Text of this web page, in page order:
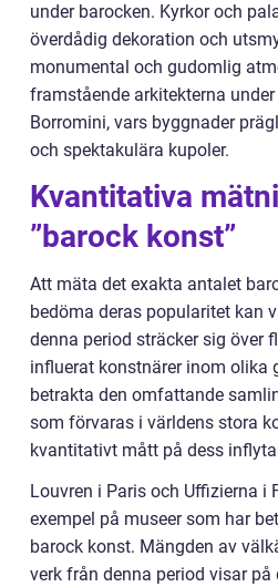
under barocken. Kyrkor och
överdådig dekoration och
monumental och gudomlig
framstående arkitekterna
Borromini, vars byggnader
och spektakulära kupoler.
Kvantitativa
”barock konst”
Att mäta det exakta antalet
bedöma deras popularitet kan
denna period sträcker sig över
influerat konstnärer inom olika
betrakta den omfattande
som förvaras i världens stora
kvantitativt mått på dess
Louvren i Paris och Uffizierna i
exempel på museer som har
barock konst. Mängden av
verk från denna period visar på